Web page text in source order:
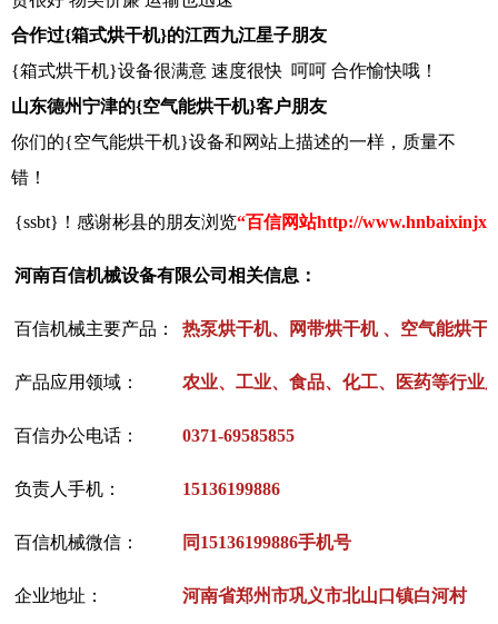
合作过{箱式烘干机}的江西九江星子朋友
{箱式烘干机}设备很满意 速度很快 呵呵 合作愉快哦！
山东德州宁津的{空气能烘干机}客户朋友
你们的{空气能烘干机}设备和网站上描述的一样，质量不
错！
{ssbt}！感谢彬县的朋友浏览“百信网站http://
河南百信机械设备有限公司相关信息：
百信机械主要产品： 热泵烘干机、网带烘干机 、空气能烘
产品应用领域： 农业、工业、食品、化工、医药等行业
百信办公电话： 0371-69585855
负责人手机： 15136199886
百信机械微信： 同15136199886手机号
企业地址： 河南省郑州市巩义市北山口镇白河村